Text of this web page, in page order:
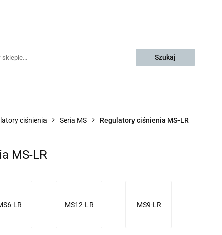
ciśnienia Seria MS Regulatory ciśnienia MS-LR
MS-LR
LR MS12-LR MS9-LR